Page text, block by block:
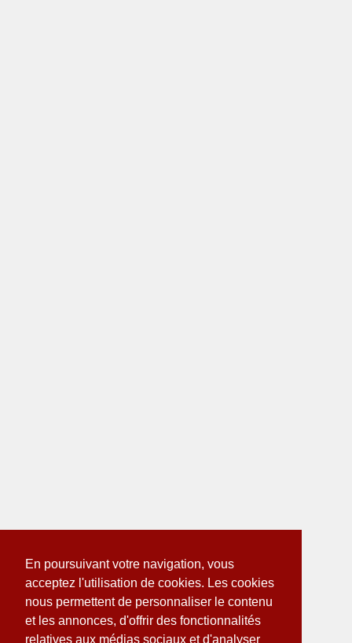
En poursuivant votre navigation, vous
acceptez l'utilisation de cookies. Les cookies
nous permettent de personnaliser le contenu
et les annonces, d'offrir des fonctionnalités
relatives aux médias sociaux et d'analyser